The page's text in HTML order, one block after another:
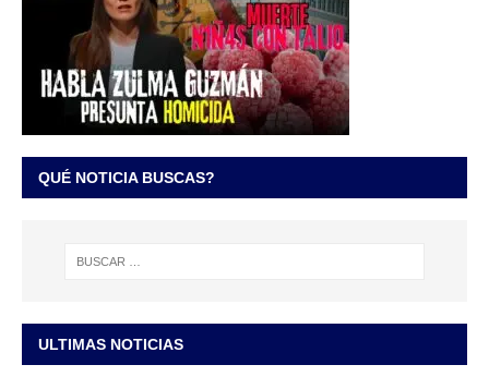
QUÉ NOTICIA BUSCAS?
ULTIMAS NOTICIAS